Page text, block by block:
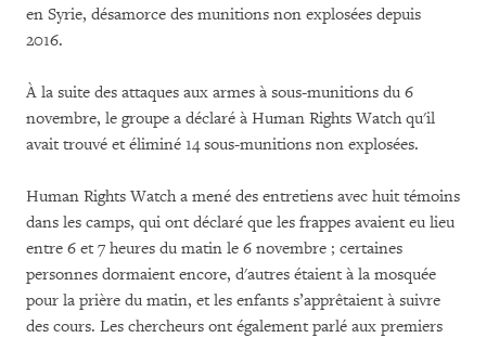
en Syrie, désamorce des munitions non explosées depuis
2016.
À la suite des attaques aux armes à sous-munitions du 6
novembre, le groupe a déclaré à Human Rights Watch qu'il
avait trouvé et éliminé 14 sous-munitions non explosées.
Human Rights Watch a mené des entretiens avec huit témoins
dans les camps, qui ont déclaré que les frappes avaient eu lieu
entre 6 et 7 heures du matin le 6 novembre ; certaines
personnes dormaient encore, d'autres étaient à la mosquée
pour la prière du matin, et les enfants s’apprêtaient à suivre
des cours. Les chercheurs ont également parlé aux premiers